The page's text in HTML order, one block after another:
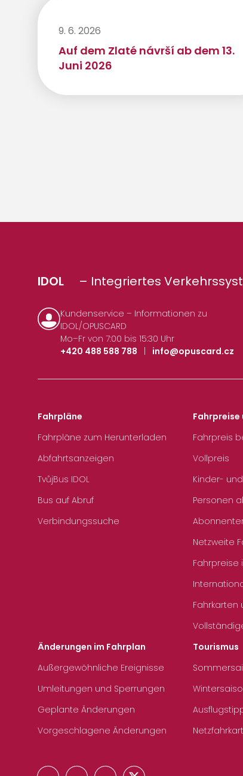
9. 6. 2026
Auf dem Zlaté návrší ab dem 13.
Juni 2026
IDOL – Integriertes
Kundenservice – Informationen zu
IDOL/OPUSCARD
Mo–Fr von 7:00 bis 15:30 Uhr
+420 488 588 788
| info@opuscard.cz
Fahrpläne
Fahrpläne zum Herunterladen
Abfahrtsanzeigen
TvůjBus IDOL
Bus auf Abruf
Verbindungssuche
Fahrpreise
Fahrpreis
Vollpreis
Kinder-
Personen
Netzweite
Fahrpreise
Fahrkarten
Änderungen im Fahrplan
Außergewöhnliche Ereignisse
Umleitungen und Sperrungen
Geplante Änderungen
Vorgeschlagene Änderungen
Tourismus